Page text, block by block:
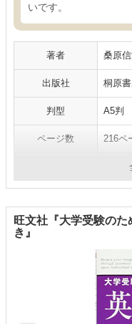
いです。
著者 桑原
出版社 桐原
判型 A5判
ページ数 216ペ
2008
旺文社『大学受験の
き』